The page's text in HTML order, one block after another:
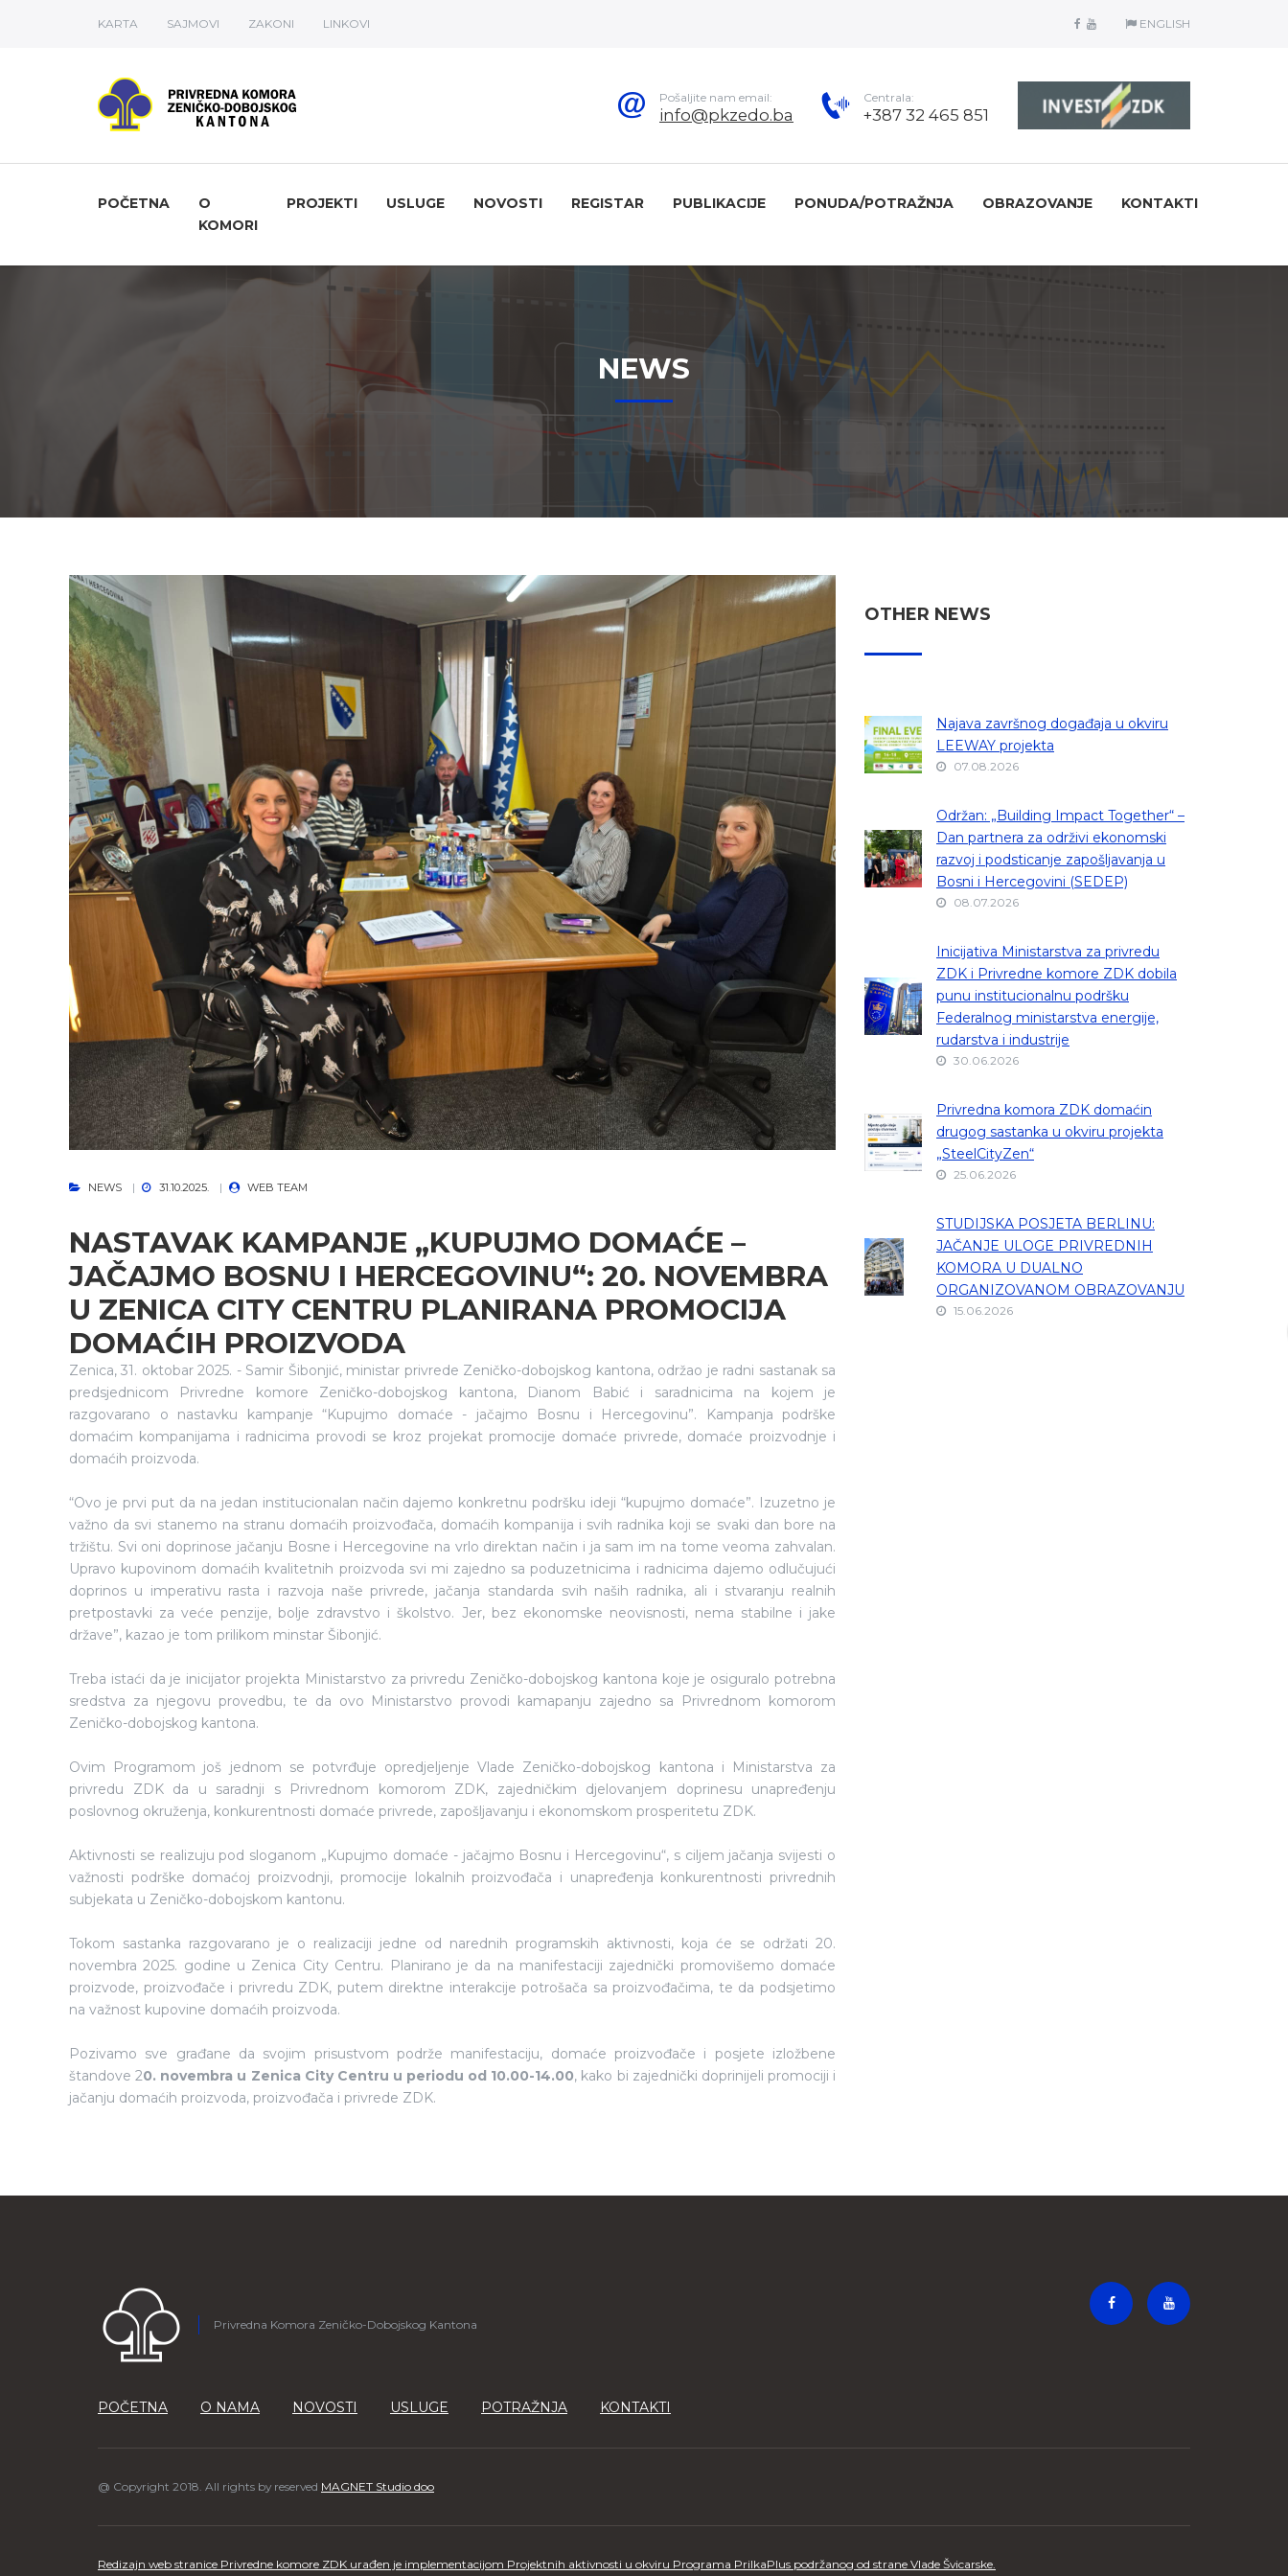
KARTA SAJMOVI ZAKONI LINKOVI ENGLISH
Pošaljite nam email:
info@pkzedo.ba
Centrala:
+387 32 465 851
POČETNA
O
KOMORI
PROJEKTI USLUGE NOVOSTI REGISTAR PUBLIKACIJE PONUDA/POTRAŽNJA OBRAZOVANJE KONTAKTI
NEWS
NEWS 31.10.2025. WEB TEAM
NASTAVAK KAMPANJE „KUPUJMO DOMAĆE –
JAČAJMO BOSNU I HERCEGOVINU“: 20. NOVEMBRA
U ZENICA CITY CENTRU PLANIRANA PROMOCIJA
DOMAĆIH PROIZVODA
Zenica, 31. oktobar 2025. - Samir Šibonjić, ministar privrede Zeničko-dobojskog kantona, održao je radni sastanak sa
predsjednicom Privredne komore Zeničko-dobojskog kantona, Dianom Babić i saradnicima na kojem je
razgovarano o nastavku kampanje “Kupujmo domaće - jačajmo Bosnu i Hercegovinu”. Kampanja podrške
domaćim kompanijama i radnicima provodi se kroz projekat promocije domaće privrede, domaće proizvodnje i
domaćih proizvoda.
“Ovo je prvi put da na jedan institucionalan način dajemo konkretnu podršku ideji “kupujmo domaće”. Izuzetno je
važno da svi stanemo na stranu domaćih proizvođača, domaćih kompanija i svih radnika koji se svaki dan bore na
tržištu. Svi oni doprinose jačanju Bosne i Hercegovine na vrlo direktan način i ja sam im na tome veoma zahvalan.
Upravo kupovinom domaćih kvalitetnih proizvoda svi mi zajedno sa poduzetnicima i radnicima dajemo odlučujući
doprinos u imperativu rasta i razvoja naše privrede, jačanja standarda svih naših radnika, ali i stvaranju realnih
pretpostavki za veće penzije, bolje zdravstvo i školstvo. Jer, bez ekonomske neovisnosti, nema stabilne i jake
države”, kazao je tom prilikom minstar Šibonjić.
Treba istaći da je inicijator projekta Ministarstvo za privredu Zeničko-dobojskog kantona koje je osiguralo potrebna
sredstva za njegovu provedbu, te da ovo Ministarstvo provodi kamapanju zajedno sa Privrednom komorom
Zeničko-dobojskog kantona.
Ovim Programom još jednom se potvrđuje opredjeljenje Vlade Zeničko-dobojskog kantona i Ministarstva za
privredu ZDK da u saradnji s Privrednom komorom ZDK, zajedničkim djelovanjem doprinesu unapređenju
poslovnog okruženja, konkurentnosti domaće privrede, zapošljavanju i ekonomskom prosperitetu ZDK.
Aktivnosti se realizuju pod sloganom „Kupujmo domaće - jačajmo Bosnu i Hercegovinu“, s ciljem jačanja svijesti o
važnosti podrške domaćoj proizvodnji, promocije lokalnih proizvođača i unapređenja konkurentnosti privrednih
subjekata u Zeničko-dobojskom kantonu.
Tokom sastanka razgovarano je o realizaciji jedne od narednih programskih aktivnosti, koja će se održati 20.
novembra 2025. godine u Zenica City Centru. Planirano je da na manifestaciji zajednički promovišemo domaće
proizvode, proizvođače i privredu ZDK, putem direktne interakcije potrošača sa proizvođačima, te da podsjetimo
na važnost kupovine domaćih proizvoda.
Pozivamo sve građane da svojim prisustvom podrže manifestaciju, domaće proizvođače i posjete izložbene
štandove 20. novembra u Zenica City Centru u periodu od 10.00-14.00, kako bi zajednički doprinijeli promociji i
jačanju domaćih proizvoda, proizvođača i privrede ZDK.
OTHER NEWS
Najava završnog događaja u okviru
LEEWAY projekta
07.08.2026
Održan: „Building Impact Together“ –
Dan partnera za održivi ekonomski
razvoj i podsticanje zapošljavanja u
Bosni i Hercegovini (SEDEP)
08.07.2026
Inicijativa Ministarstva za privredu
ZDK i Privredne komore ZDK dobila
punu institucionalnu podršku
Federalnog ministarstva energije,
rudarstva i industrije
30.06.2026
Privredna komora ZDK domaćin
drugog sastanka u okviru projekta
„SteelCityZen“
25.06.2026
STUDIJSKA POSJETA BERLINU:
JAČANJE ULOGE PRIVREDNIH
KOMORA U DUALNO
ORGANIZOVANOM OBRAZOVANJU
15.06.2026
Privredna Komora Zeničko-Dobojskog Kantona
POČETNA O NAMA NOVOSTI USLUGE POTRAŽNJA KONTAKTI
@ Copyright 2018. All rights by reserved MAGNET Studio doo
Redizajn web stranice Privredne komore ZDK urađen je implementacijom Projektnih aktivnosti u okviru Programa PrilkaPlus podržanog od strane Vlade Švicarske.